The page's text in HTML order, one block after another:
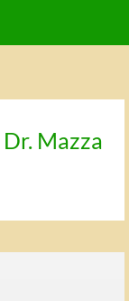
Mazza